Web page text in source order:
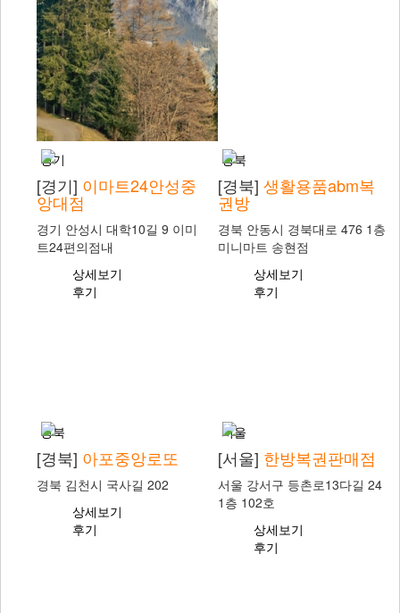
경기
[경기] 이마트24안성중
앙대점
경기 안성시 대학10길 9 이미
트24편의점내
상세보기
후기
경북
[경북] 생활용품abm복
권방
경북 안동시 경북대로 476 1층
미니마트 송현점
상세보기
후기
경북
[경북] 아포중앙로또
경북 김천시 국사길 202
상세보기
후기
서울
[서울] 한방복권판매점
서울 강서구 등촌로13다길 24
1층 102호
상세보기
후기